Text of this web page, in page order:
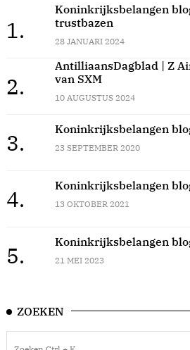
1.
Koninkrijksbelangen
trustbazen
28 JANUARI 2024
2.
AntilliaansDagblad | Z
van SXM
10 AUGUSTUS 2024
3.
Koninkrijksbelangen
23 SEPTEMBER 2020
4.
Koninkrijksbelangen
13 OKTOBER 2021
5.
Koninkrijksbelangen
21 MEI 2023
ZOEKEN